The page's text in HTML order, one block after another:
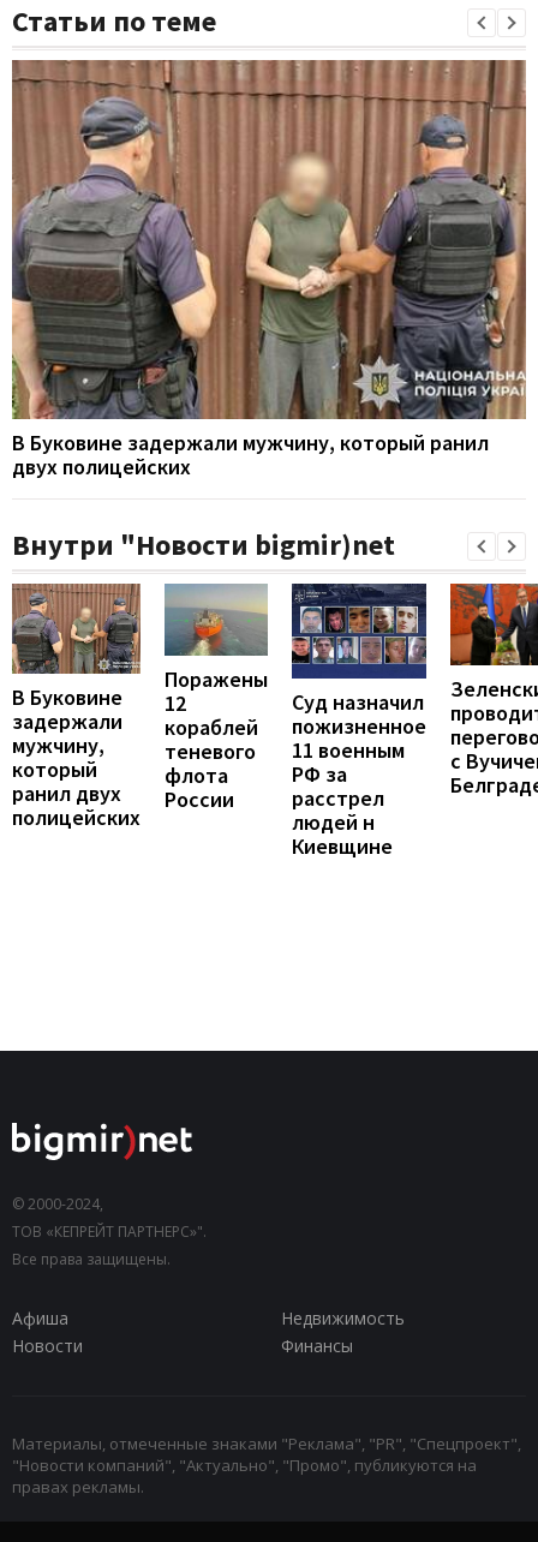
Статьи по теме
В Буковине задержали мужчину, который ранил
двух полицейских
Внутри "Новости bigmir)net
В Буковине
задержали
мужчину,
который
ранил двух
полицейских
Поражены
12
кораблей
теневого
флота
России
Суд назначил
пожизненное
11 военным
РФ за
расстрел
людей н
Киевщине
с
© 2000-2024,
ТОВ «КЕПРЕЙТ ПАРТНЕРС»".
Все права защищены.
Афиша
Недвижимость
Новости
Финансы
Материалы, отмеченные знаками "Реклама", "PR", "Спецпроект",
"Новости компаний", "Актуально", "Промо", публикуются на
правах рекламы.